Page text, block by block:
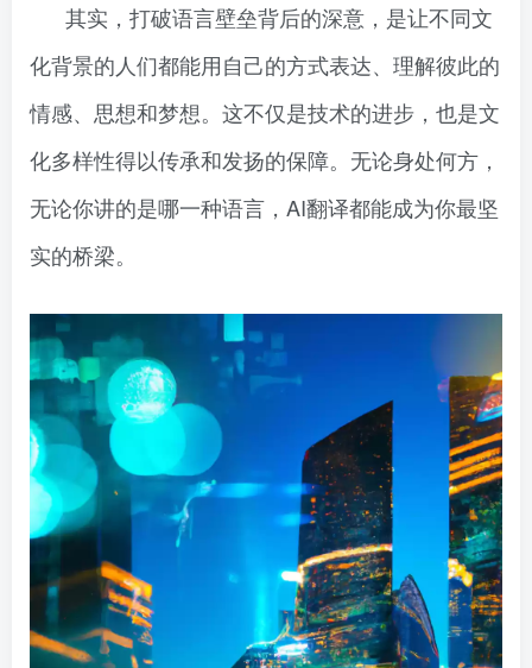
其实，打破语言壁垒背后的深意，是让不同文
化背景的人们都能用自己的方式表达、理解彼此的
情感、思想和梦想。这不仅是技术的进步，也是文
化多样性得以传承和发扬的保障。无论身处何方，
无论你讲的是哪一种语言，AI翻译都能成为你最坚
实的桥梁。